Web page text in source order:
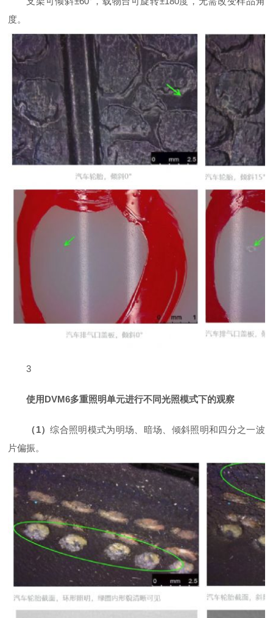
度。
3
使用DVM6多重照明单元进行不同光照模式下的观察
（1）综合照明模式为明场、暗场、倾斜照明和四分之一波
片偏振。